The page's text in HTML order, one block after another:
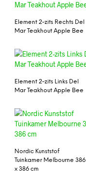
Element 2-zits Rechts Del
Mar Teakhout Apple Bee
Element 2-zits Links Del
Mar Teakhout Apple Bee
Nordic Kunststof
Tuinkamer Melbourne 386
x 386 cm